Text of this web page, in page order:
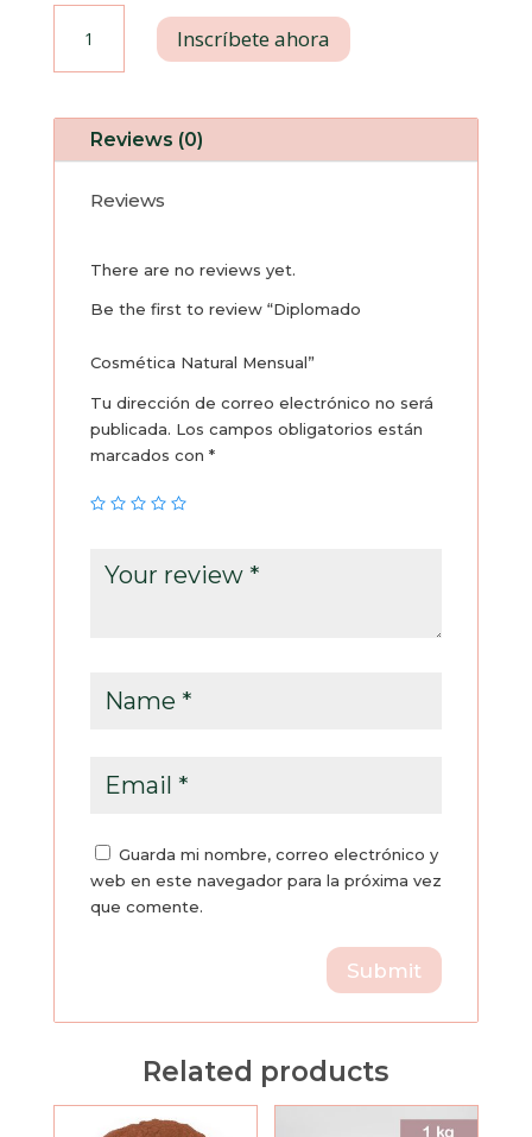
Diplomado
Natural
Mensual
Inscríbete ahora
Reviews (0)
Reviews
There are no reviews yet.
Be the first to review “Diplomado
Cosmética Natural Mensual”
Tu dirección de correo electrónico no será
publicada. Los campos obligatorios están
marcados con *
Guarda mi nombre, correo electrónico y
web en este navegador para la próxima vez
que comente.
Related products